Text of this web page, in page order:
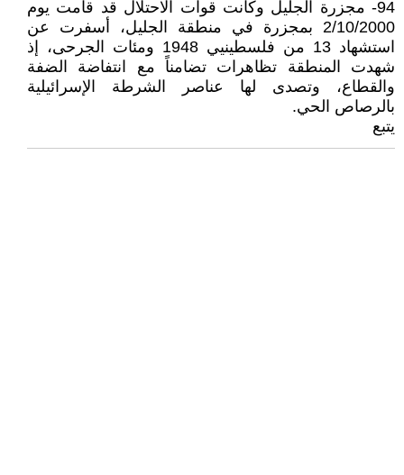
94- مجزرة الجليل وكانت قوات الاحتلال قد قامت يوم
2/10/2000 بمجزرة في منطقة الجليل، أسفرت عن
استشهاد 13 من فلسطينيي 1948 ومئات الجرحى، إذ
شهدت المنطقة تظاهرات تضامناً مع انتفاضة الضفة
والقطاع، وتصدى لها عناصر الشرطة الإسرائيلية
بالرصاص الحي.
يتبع